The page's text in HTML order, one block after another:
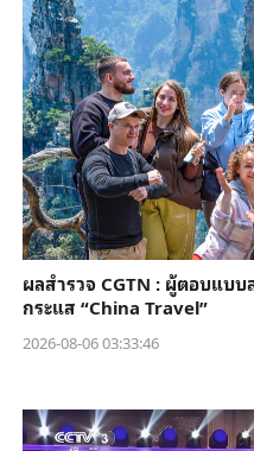
ผลสำรวจ CGTN : ผู้ตอบแบ
กระแส “China Travel”
2026-08-06 03:33:46